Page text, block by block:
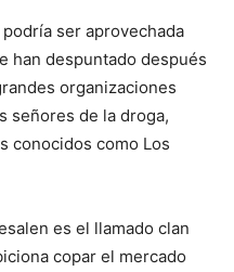
ser aprovechada
han despuntado después
organizaciones
señores de la droga,
conocidos como Los
es el llamado clan
copar el mercado